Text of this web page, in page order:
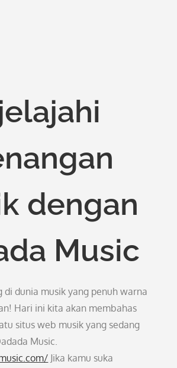
dengan
Music
di dunia musik yang penuh warna
Hari ini kita akan membahas
situs web musik yang sedang
Music.
Jika kamu suka